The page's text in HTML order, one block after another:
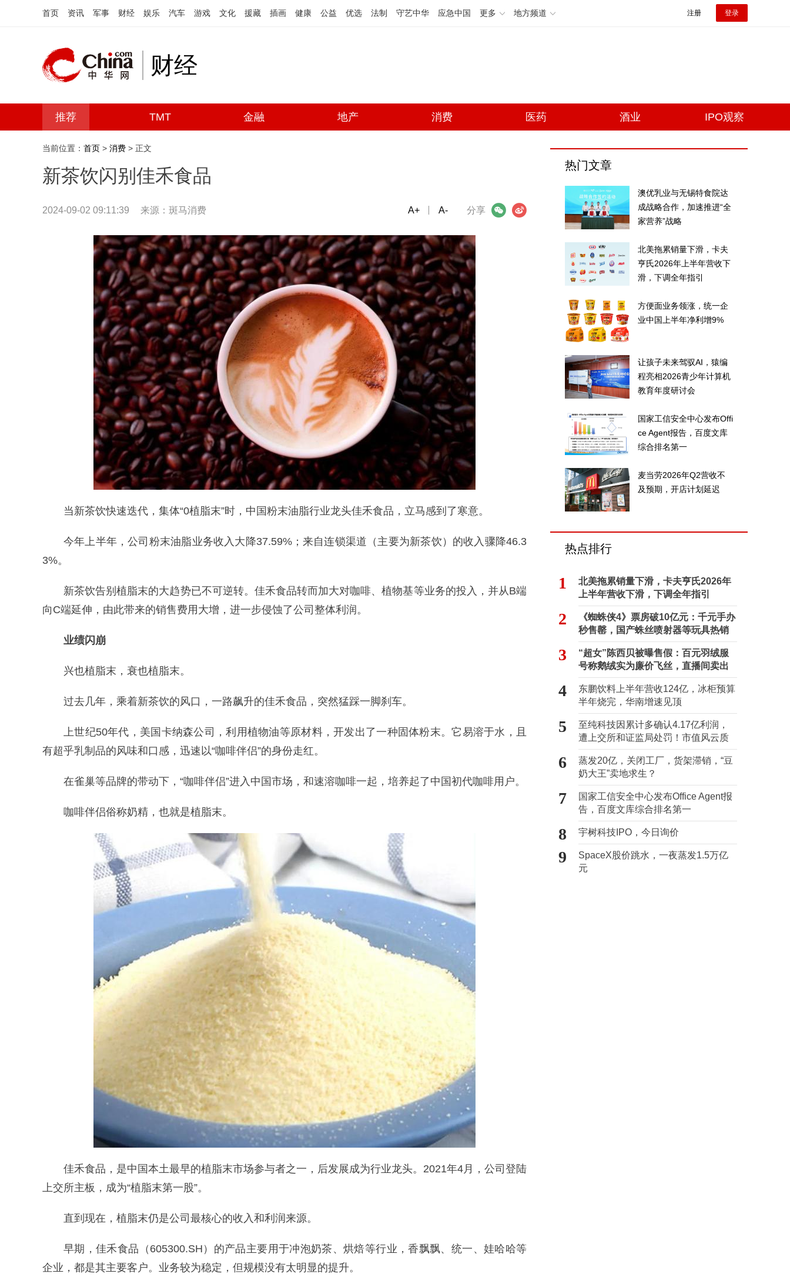
首页 资讯 军事 财经 娱乐 汽车 游戏 文化 援藏 插画 健康 公益 优选 法制 守艺中华 应急中国 更多 地方频道 注册 登录
财经
推荐 TMT 金融 地产 消费 医药 酒业 IPO观察
当前位置： 首页 > 消费 > 正文
新茶饮闪别佳禾食品
2024-09-02 09:11:39 来源：斑马消费 分享
微信 微博
A+ A-
当新茶饮快速迭代，集体“0植脂末”时，中国粉末油脂行业龙头佳禾食品，立马感到了寒意。
今年上半年，公司粉末油脂业务收入大降37.59%；来自连锁渠道（主要为新茶饮）的收入骤降46.3
3%。
新茶饮告别植脂末的大趋势已不可逆转。佳禾食品转而加大对咖啡、植物基等业务的投入，并从B端
向C端延伸，由此带来的销售费用大增，进一步侵蚀了公司整体利润。
业绩闪崩
兴也植脂末，衰也植脂末。
过去几年，乘着新茶饮的风口，一路飙升的佳禾食品，突然猛踩一脚刹车。
上世纪50年代，美国卡纳森公司，利用植物油等原材料，开发出了一种固体粉末。它易溶于水，且
有超乎乳制品的风味和口感，迅速以“咖啡伴侣”的身份走红。
在雀巢等品牌的带动下，“咖啡伴侣”进入中国市场，和速溶咖啡一起，培养起了中国初代咖啡用户。
咖啡伴侣俗称奶精，也就是植脂末。
佳禾食品，是中国本土最早的植脂末市场参与者之一，后发展成为行业龙头。2021年4月，公司登陆
上交所主板，成为“植脂末第一股”。
直到现在，植脂末仍是公司最核心的收入和利润来源。
早期，佳禾食品（605300.SH）的产品主要用于冲泡奶茶、烘焙等行业，香飘飘、统一、娃哈哈等
企业，都是其主要客户。业务较为稳定，但规模没有太明显的提升。
热门文章
澳优乳业与无锡特食院达
成战略合作，加速推进“全
家营养”战略
北美拖累销量下滑，卡夫
亨氏2026年上半年营收下
滑，下调全年指引
方便面业务领涨，统一企
业中国上半年净利增9%
让孩子未来驾驭AI，猿编
程亮相2026青少年计算机
教育年度研讨会
国家工信安全中心发布Offi
ce Agent报告，百度文库
综合排名第一
麦当劳2026年Q2营收不
及预期，开店计划延迟
热点排行
1
北美拖累销量下滑，卡夫亨氏2026年
上半年营收下滑，下调全年指引
2
《蜘蛛侠4》票房破10亿元：千元手办
秒售罄，国产蛛丝喷射器等玩具热销
海外
3
“超女”陈西贝被曝售假：百元羽绒服
号称鹅绒实为廉价飞丝，直播间卖出
超百万元
4
东鹏饮料上半年营收124亿，冰柜预算
半年烧完，华南增速见顶
5
至纯科技因累计多确认4.17亿利润，
遭上交所和证监局处罚！市值风云质
疑其财务问题，遭巨额索赔！
6
蒸发20亿，关闭工厂，货架滞销，“豆
奶大王”卖地求生？
7
国家工信安全中心发布Office Agent报
告，百度文库综合排名第一
8 宇树科技IPO，今日询价
9
SpaceX股价跳水，一夜蒸发1.5万亿
元